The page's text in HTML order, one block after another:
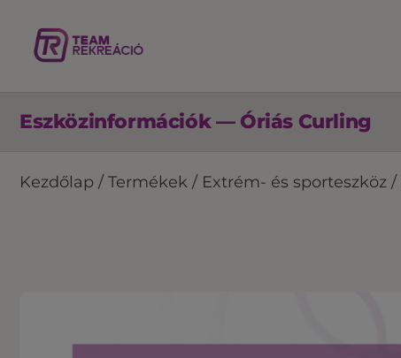
Eszközinformációk — Óriás Curling
Kezdőlap / Termékek / Extrém- és sporteszköz /